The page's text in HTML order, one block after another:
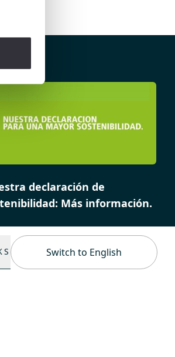
declaración de
Más información.
Switch to English